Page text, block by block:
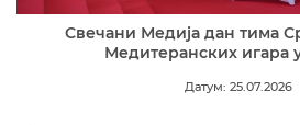
Свечани Медија дан тима
Медитеранских игара
Датум: 25.07.2026